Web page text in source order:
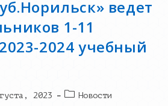
ведет
1-11
2024 учебный
2023
PostНовости